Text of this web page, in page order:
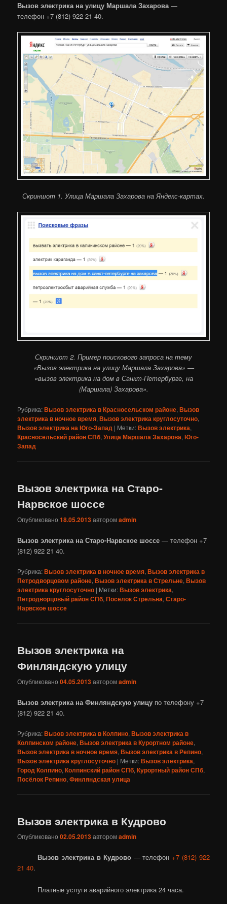
Вызов электрика на улицу Маршала Захарова—
телефон +7 (812) 922 21 40.
Скриншот 1. Улица Маршала Захарова на Яндекс-картах.
Скриншот 2. Пример поискового запроса на тему
«Вызов электрика на улицу Маршала Захарова» —
«вызов электрика на дом в Санкт-Петербурге, на
(Маршала) Захарова».
Рубрика:Вызов электрика в Красносельском районе,Вызов
электрика в ночное время,Вызов электрика круглосуточно,
Вызов электрика на Юго-Запад | Метки:Вызов электрика,
Красносельский район СПб,Улица Маршала Захарова,Юго-
Запад
Вызов электрика на Старо-
Нарвское шоссе
Опубликовано18.05.2013авторомadmin
Вызов электрика на Старо-Нарвское шоссе — телефон +7
(812) 922 21 40.
Рубрика:Вызов электрика в ночное время,Вызов электрика в
Петродворцовом районе,Вызов электрика в Стрельне,Вызов
электрика круглосуточно | Метки:Вызов электрика,
Петродворцовый район СПб,Посёлок Стрельна,Старо-
Нарвское шоссе
Вызов электрика на
Финляндскую улицу
Опубликовано04.05.2013авторомadmin
Вызов электрика на Финляндскую улицу по телефону +7
(812) 922 21 40.
Рубрика:Вызов электрика в Колпино,Вызов электрика в
Колпинском районе,Вызов электрика в Курортном районе,
Вызов электрика в ночное время,Вызов электрика в Репино,
Вызов электрика круглосуточно | Метки:Вызов электрика,
Город Колпино,Колпинский район СПб,Курортный район СПб,
Посёлок Репино,Финляндская улица
Вызов электрика в Кудрово
Опубликовано02.05.2013авторомadmin
Вызов электрика в Кудрово— телефон +7 (812) 922
21 40.
Платные услуги аварийного электрика 24 часа.